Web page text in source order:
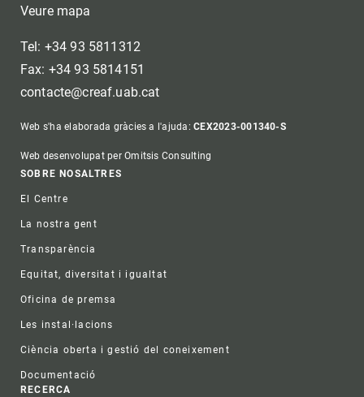
Veure mapa
Tel: +34 93 5811312
Fax: +34 93 5814151
contacte@creaf.uab.cat
Web s'ha elaborada gràcies a l'ajuda:CEX2023-001340-S
Web desenvolupat per Omitsis Consulting
Footer
SOBRE NOSALTRES
El Centre
La nostra gent
Transparència
Equitat, diversitat i igualtat
Oficina de premsa
Les instal·lacions
Ciència oberta i gestió del coneixement
Documentació
RECERCA